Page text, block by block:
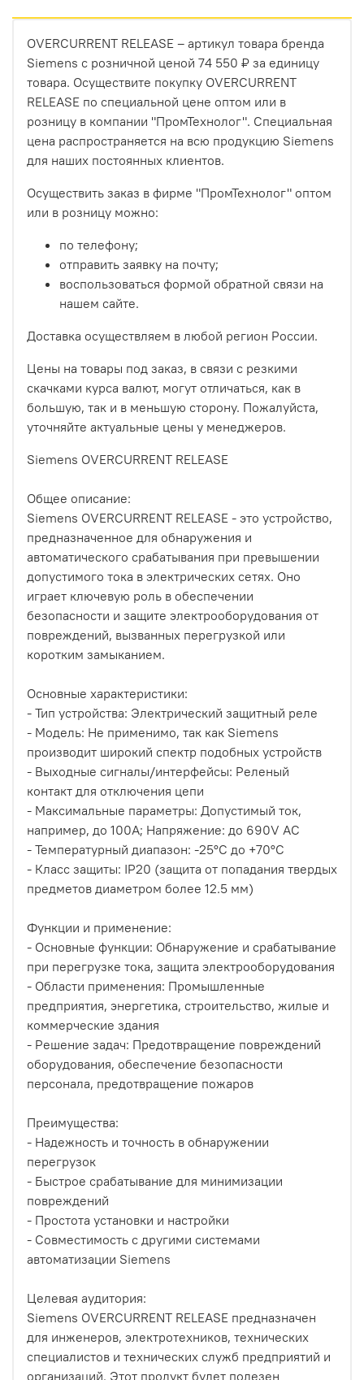
OVERCURRENT RELEASE – артикул товара бренда
Siemens с розничной ценой 74 550 ₽ за единицу
товара. Осуществите покупку OVERCURRENT
RELEASE по специальной цене оптом или в
розницу в компании "ПромТехнолог". Специальная
цена распространяется на всю продукцию Siemens
для наших постоянных клиентов.
Осуществить заказ в фирме "ПромТехнолог" оптом
или в розницу можно:
по телефону;
отправить заявку на почту;
воспользоваться формой обратной связи на
нашем сайте.
Доставка осуществляем в любой регион России.
Цены на товары под заказ, в связи с резкими
скачками курса валют, могут отличаться, как в
большую, так и в меньшую сторону. Пожалуйста,
уточняйте актуальные цены у менеджеров.
Siemens OVERCURRENT RELEASE
Общее описание:
Siemens OVERCURRENT RELEASE - это устройство,
предназначенное для обнаружения и
автоматического срабатывания при превышении
допустимого тока в электрических сетях. Оно
играет ключевую роль в обеспечении
безопасности и защите электрооборудования от
повреждений, вызванных перегрузкой или
коротким замыканием.
Основные характеристики:
- Тип устройства: Электрический защитный реле
- Модель: Не применимо, так как Siemens
производит широкий спектр подобных устройств
- Выходные сигналы/интерфейсы: Реленый
контакт для отключения цепи
- Максимальные параметры: Допустимый ток,
например, до 100A; Напряжение: до 690V AC
- Температурный диапазон: -25°C до +70°C
- Класс защиты: IP20 (защита от попадания твердых
предметов диаметром более 12.5 мм)
Функции и применение:
- Основные функции: Обнаружение и срабатывание
при перегрузке тока, защита электрооборудования
- Области применения: Промышленные
предприятия, энергетика, строительство, жилые и
коммерческие здания
- Решение задач: Предотвращение повреждений
оборудования, обеспечение безопасности
персонала, предотвращение пожаров
Преимущества:
- Надежность и точность в обнаружении
перегрузок
- Быстрое срабатывание для минимизации
повреждений
- Простота установки и настройки
- Совместимость с другими системами
автоматизации Siemens
Целевая аудитория:
Siemens OVERCURRENT RELEASE предназначен
для инженеров, электротехников, технических
специалистов и технических служб предприятий и
организаций. Этот продукт будет полезен